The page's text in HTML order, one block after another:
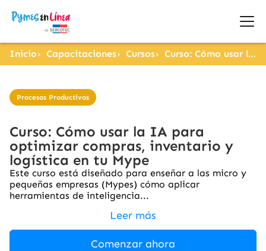
Inicio Capacitaciones Cursos Curso: Cómo usar la IA para optimizar compras, inventario y logística en tu Mype
Procesos Productivos
Curso: Cómo usar la IA para
optimizar compras, inventario y
logística en tu Mype
Este curso está diseñado para enseñar a las micro y
pequeñas empresas (Mypes) cómo aplicar
herramientas de inteligencia...
Leer más
Comenzar ahora